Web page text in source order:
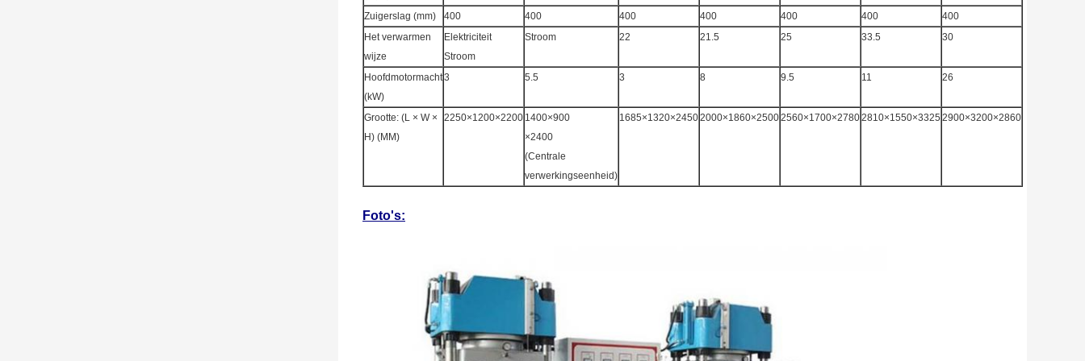
Zuigerslag (mm) 400 400 400 400 400 400
400
Het verwarmen
wijze
Elektriciteit
Stroom
Stroom 22 21.5 25 33.5 30
Hoofdmotormacht
(kW)
3 5.5 3 8 9.5 11 26
Grootte: (L × W ×
H) (MM)
2250×1200×2200 1400×900
×2400
(Centrale
verwerkingseenheid)
1685×1320×24502000×1860×25002560×1700×27802810×1550×3325 2900×3200×2860
Foto's: